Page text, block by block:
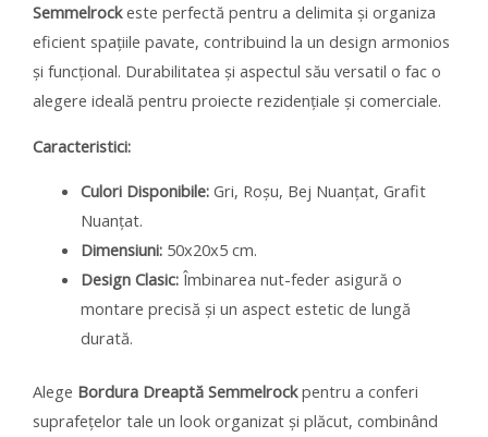
Semmelrockeste perfectă pentru a delimita și organiza
eficient spațiile pavate, contribuind la un design armonios
și funcțional. Durabilitatea și aspectul său versatil o fac o
alegere ideală pentru proiecte rezidențiale și comerciale.
Caracteristici:
Culori Disponibile:Gri, Roșu, Bej Nuanțat, Grafit
Nuanțat.
Dimensiuni:50x20x5 cm.
Design Clasic:Îmbinarea nut-feder asigură o
montare precisă și un aspect estetic de lungă
durată.
Alege Bordura Dreaptă Semmelrockpentru a conferi
suprafețelor tale un look organizat și plăcut, combinând